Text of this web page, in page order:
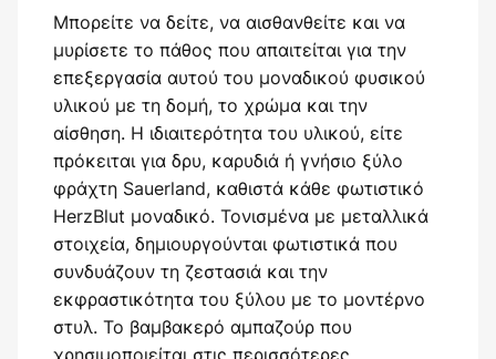
Μπορείτε να δείτε, να αισθανθείτε και να
μυρίσετε το πάθος που απαιτείται για την
επεξεργασία αυτού του μοναδικού φυσικού
υλικού με τη δομή, το χρώμα και την
αίσθηση. Η ιδιαιτερότητα του υλικού, είτε
πρόκειται για δρυ, καρυδιά ή γνήσιο ξύλο
φράχτη Sauerland, καθιστά κάθε φωτιστικό
HerzBlut μοναδικό. Τονισμένα με μεταλλικά
στοιχεία, δημιουργούνται φωτιστικά που
συνδυάζουν τη ζεστασιά και την
εκφραστικότητα του ξύλου με το μοντέρνο
στυλ. Το βαμβακερό αμπαζούρ που